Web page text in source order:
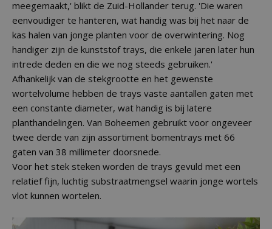
meegemaakt,' blikt de Zuid-Hollander terug. 'Die waren
eenvoudiger te hanteren, wat handig was bij het naar de
kas halen van jonge planten voor de overwintering. Nog
handiger zijn de kunststof trays, die enkele jaren later hun
intrede deden en die we nog steeds gebruiken.'
Afhankelijk van de stekgrootte en het gewenste
wortelvolume hebben de trays vaste aantallen gaten met
een constante diameter, wat handig is bij latere
planthandelingen. Van Boheemen gebruikt voor ongeveer
twee derde van zijn assortiment bomentrays met 66
gaten van 38 millimeter doorsnede.
Voor het stek steken worden de trays gevuld met een
relatief fijn, luchtig substraatmengsel waarin jonge wortels
vlot kunnen wortelen.